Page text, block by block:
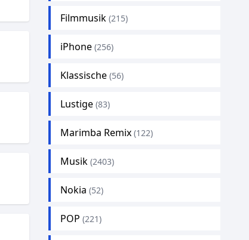
Filmmusik (215)
iPhone (256)
Klassische (56)
Lustige (83)
Marimba Remix (122)
Musik (2403)
Nokia (52)
POP (221)